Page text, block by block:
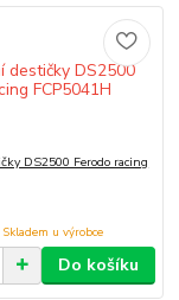
DS2500 Ferodo racing
Do košíku